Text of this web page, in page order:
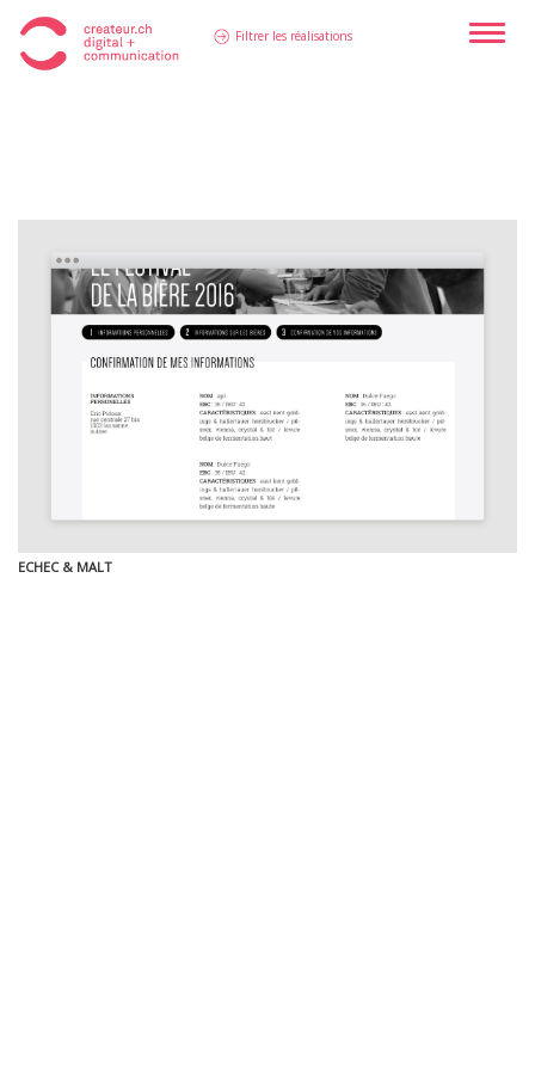
Toggle
Filtrer les réalisations
ECHEC & MALT